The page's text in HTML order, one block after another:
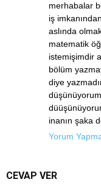
merhabalar
iş
aslında
matematik
istemişimdir
bölüm
diye
inanın şaka
Yorum
CEVAP VER